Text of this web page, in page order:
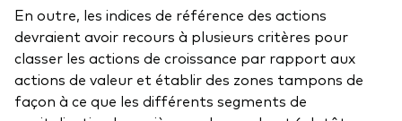
Outils pour les investisseurs
Comparez les fonds
Questionnaire sur la personnalité d’investisseur
En outre, les indices de référence des actions
devraient avoir recours à plusieurs critères pour
classer les actions de croissance par rapport aux
actions de valeur et établir des zones tampons de
façon à ce que les différents segments de